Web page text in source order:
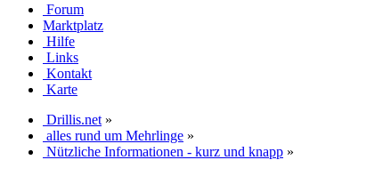
Forum
Marktplatz
Hilfe
Links
Kontakt
Karte
Drillis.net »
alles rund um Mehrlinge »
Nützliche Informationen - kurz und knapp »